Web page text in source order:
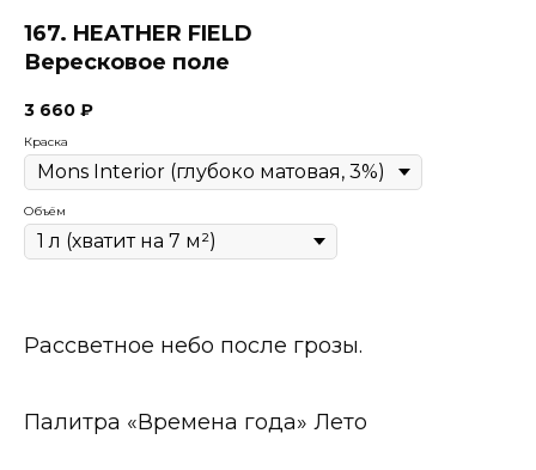
167. HEATHER FIELD
Вересковое поле
3 660 ₽
Краска
Объём
Рассветное небо после грозы.
Палитра «Времена года» Лето